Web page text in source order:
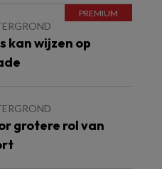
kan wijzen op
grotere rol van